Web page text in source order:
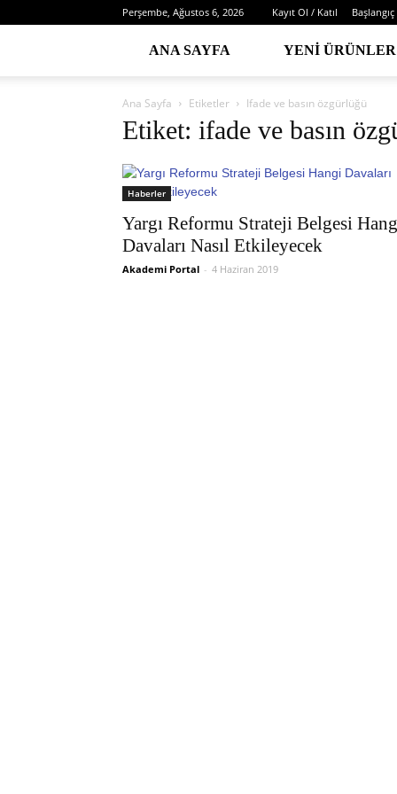
Perşembe, Ağustos 6, 2026 Kayıt Ol / Katıl Başlangıç
ANA SAYFA YENI ÜRÜNLER
Ana Sayfa Etiketler Ifade ve basın özgürlüğü
Etiket: ifade ve basın
Haberler
Yargı Reformu Strateji Belgesi
Davaları Nasıl Etkileyecek
Akademi Portal - 4 Haziran 2019